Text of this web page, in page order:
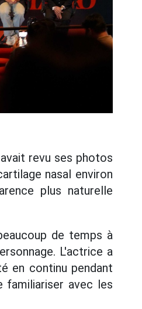
revu ses photos
nasal environ
plus naturelle
de temps à
L'actrice a
en continu pendant
familiariser avec les